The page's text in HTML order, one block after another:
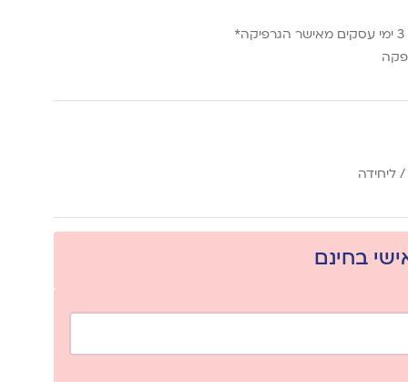
/ ליחידה
בחינם